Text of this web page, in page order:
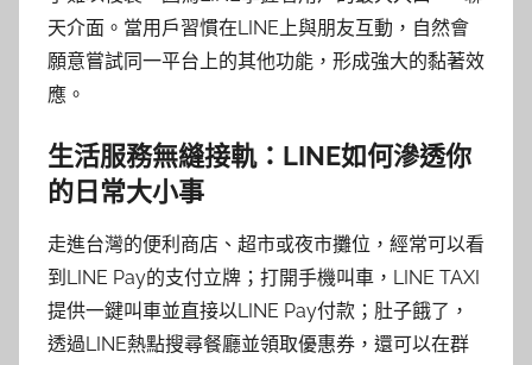
天介面。當用戶習慣在LINE上與朋友互動，自然會
願意嘗試同一平台上的其他功能，形成強大的黏著效
應。
生活服務無縫接軌：LINE如何滲透你
的日常大小事
走進台灣的便利商店、超市或夜市攤位，經常可以看
到LINE Pay的支付立牌；打開手機叫車，LINE TAXI
提供一鍵叫車並直接以LINE Pay付款；肚子餓了，
透過LINE熱點搜尋餐廳並領取優惠券，還可以在群